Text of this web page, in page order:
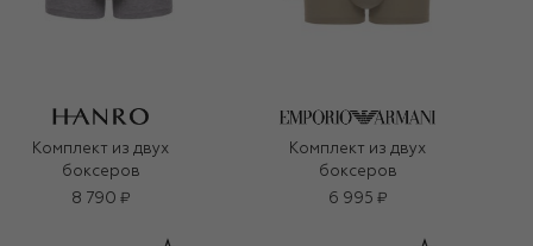
Комплект из двух
боксеров
8 790 ₽
Комплект из двух
боксеров
6 995 ₽